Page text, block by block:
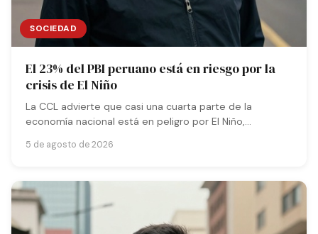
SOCIEDAD
El 23% del PBI peruano está en riesgo por la
crisis de El Niño
La CCL advierte que casi una cuarta parte de la
economía nacional está en peligro por El Niño,
5 de agosto de 2026